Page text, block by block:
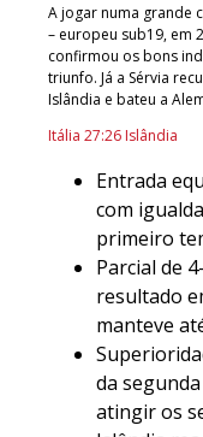
A jogar numa grande
– europeu sub19, em
confirmou os bons
triunfo. Já a Sérvia
Islândia e bateu a
Itália 27:26 Islândia
Entrada
com
primeiro
Parcial de
resultado
manteve
da
atingir os